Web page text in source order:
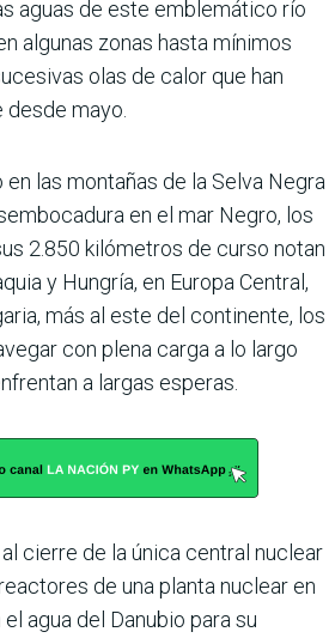
aguas de este emblemático río
algunas zonas hasta mínimos
olas de calor que han
mayo.
las montañas de la Selva Negra
en el mar Negro, los
2.850 kilómetros de curso notan
y Hungría, en Europa Central,
más al este del continente, los
con plena carga a lo largo
a largas esperas.
cierre de la única central nuclear
de una planta nuclear en
agua del Danubio para su